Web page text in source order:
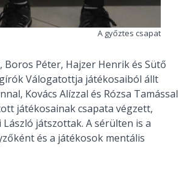
A győztes csapat
Péter, Hajzer Henrik és Sütő
Válogatottja játékosaiból állt
Kovács Alízzal és Rózsa Tamással
játékosainak csapata végzett,
játszottak. A sérülten is a
és a játékosok mentális